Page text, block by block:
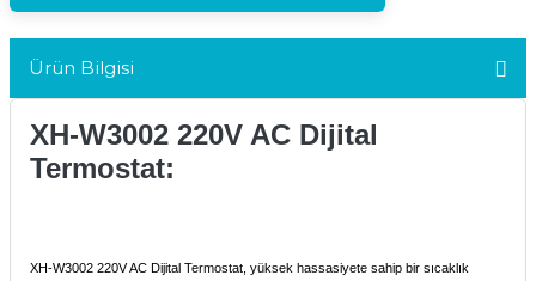
Ürün Bilgisi
XH-W3002 220V AC Dijital
Termostat:
XH-W3002 220V AC Dijital Termostat, yüksek hassasiyete sahip bir sıcaklık